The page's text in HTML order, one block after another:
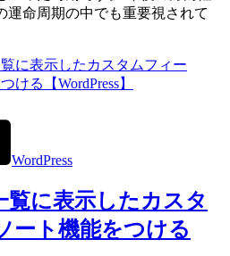
運命周期の中でも重要視されて
WordPress
理
画
面
覧に表示したカスタ
ート機能をつける